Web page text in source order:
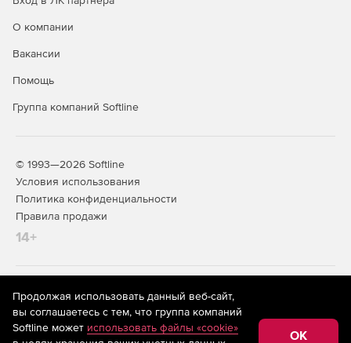
О компании
Вакансии
Помощь
Группа компаний Softline
© 1993—2026 Softline
Условия использования
Политика конфиденциальности
Правила продажи
14+
На информационном ресурсе store.softline.ru применяются
рекомендательные технологии
(информационные технологии
предоставления информации на основе сбора,
систематизации и анализа сведений, относящихся к
Продолжая использовать данный веб-сайт,
вы соглашаетесь с тем, что группа компаний
Softline может использовать файлы «cookie»
OK